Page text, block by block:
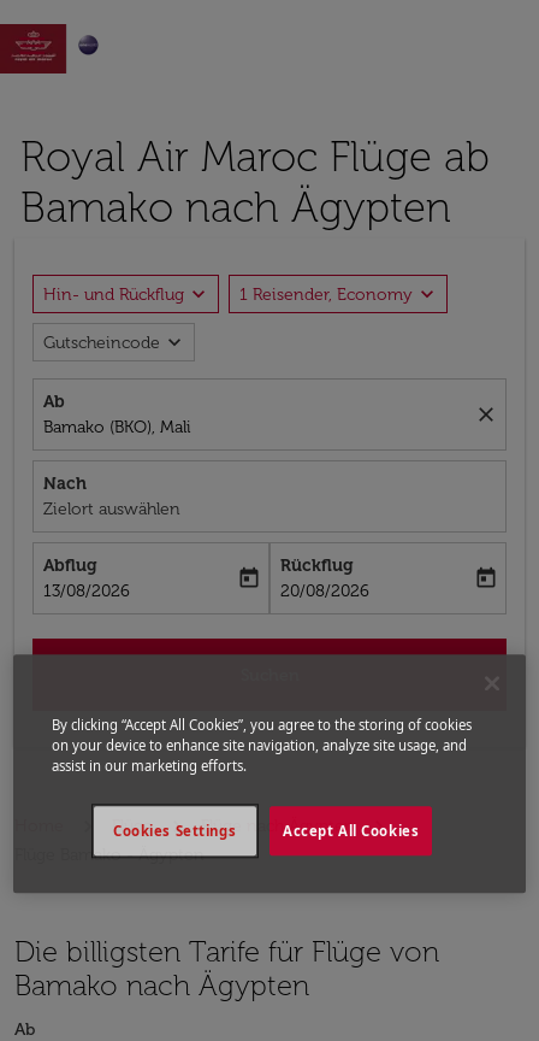

Royal Air Maroc Flüge ab
Bamako nach Ägypten
Hin- und Rückflug expand_more 1 Reisender, Economy expand_more
Gutscheincode expand_more
Ab
Bamako (BKO), Mali
close
Nach
Zielort auswählen
Abflug
fc-booking-departure-date-aria-label
13/08/2026
today
Rückflug
fc-booking-return-date-aria-label
20/08/2026
today
Flüge
Flüge nach Ägypten
Flüge Bamako - Ägypten
Die billigsten Tarife für Flüge von
Bamako nach Ägypten
Ab
By clicking “Accept All Cookies”, you agree to the storing of cookies
on your device to enhance site navigation, analyze site usage, and
assist in our marketing efforts.
Accept All Cookies
Cookies Settings